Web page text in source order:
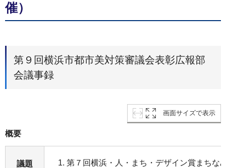
催）
第９回横浜市都市美対策審議会表彰広報部
会議事録
画面サイズで表示
概要
議題
第７回横浜・人・まち・デザイン賞まちな